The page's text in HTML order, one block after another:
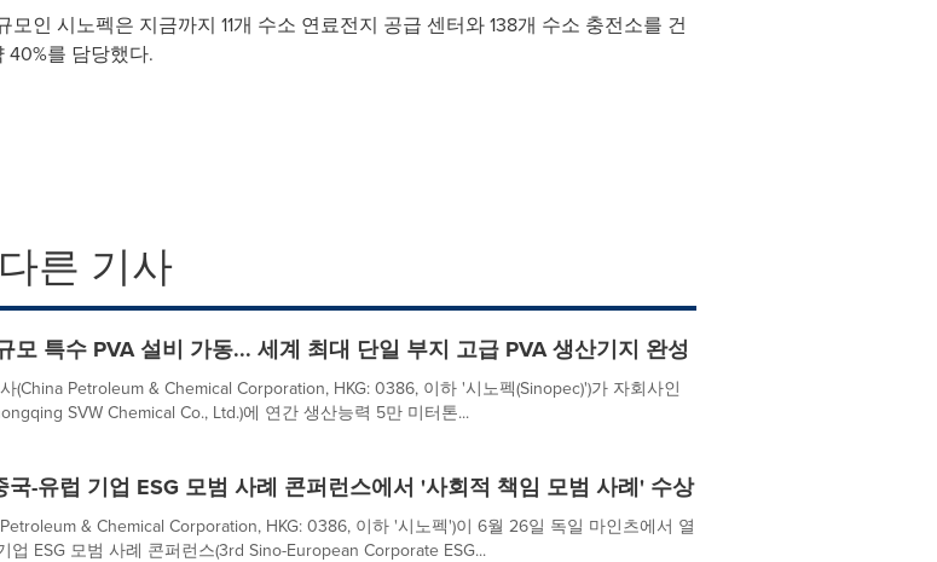
인 시노펙은 지금까지 11개 수소 연료전지 공급 센터와 138개 수소 충전소를 건
40%를 담당했다.
른 기사
모 특수 PVA 설비 가동... 세계 최대 단일 부지 고급 PVA 생산기지 완성
(China Petroleum & Chemical Corporation, HKG: 0386, 이하 '시노펙(Sinopec)')가 자회사인
SVW Chemical Co., Ltd.)에 연간 생산능력 5만 미터톤...
-유럽 기업 ESG 모범 사례 콘퍼런스에서 '사회적 책임 모범 사례' 수상
& Chemical Corporation, HKG: 0386, 이하 '시노펙')이 6월 26일 독일 마인츠에서 열
업 ESG 모범 사례 콘퍼런스(3rd Sino-European Corporate ESG...